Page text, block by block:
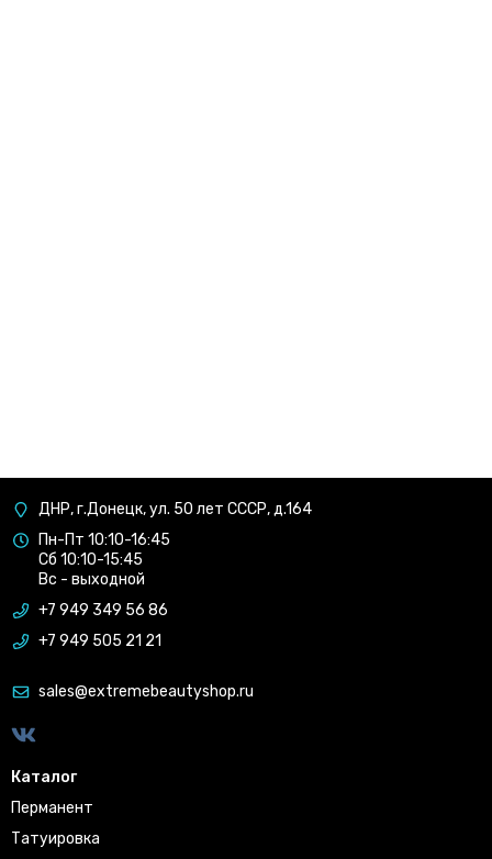
ДНР, г.Донецк, ул. 50 лет СССР, д.164
Пн-Пт 10:10-16:45
Сб 10:10-15:45
Вс - выходной
+7 949 349 56 86
+7 949 505 21 21
sales@extremebeautyshop.ru
Каталог
Перманент
Татуировка